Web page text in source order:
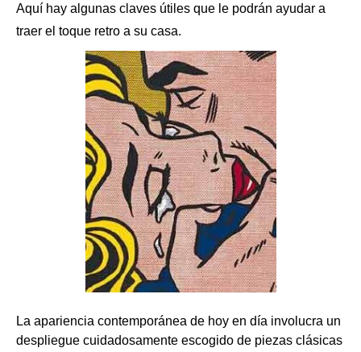
Aquí hay algunas claves útiles que le podrán ayudar a
traer el toque retro a su casa.
La apariencia contemporánea de hoy en día involucra un
despliegue cuidadosamente escogido de piezas clásicas